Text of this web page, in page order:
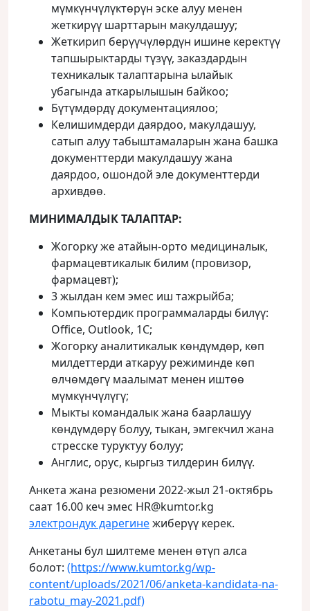
мүмкүнчүлүктөрүн эске алуу менен
жеткирүү шарттарын макулдашуу;
Жеткирип берүүчүлөрдүн ишине керектүү
тапшырыктарды түзүү, заказдардын
техникалык талаптарына ылайык
убагында аткарылышын байкоо;
Бүтүмдөрдү документациялоо;
Келишимдерди даярдоо, макулдашуу,
сатып алуу табыштамаларын жана башка
документтерди макулдашуу жана
даярдоо, ошондой эле документтерди
архивдөө.
МИНИМАЛДЫК ТАЛАПТАР:
Жогорку же атайын-орто медициналык,
фармацевтикалык билим (провизор,
фармацевт);
3 жылдан кем эмес иш тажрыйба;
Компьютердик программаларды билүү:
Office, Outlook, 1С;
Жогорку аналитикалык көндүмдөр, көп
милдеттерди аткаруу режиминде көп
өлчөмдөгү маалымат менен иштөө
мүмкүнчүлүгү;
Мыкты командалык жана баарлашуу
көндүмдөрү болуу, тыкан, эмгекчил жана
стресске туруктуу болуу;
Англис, орус, кыргыз тилдерин билүү.
Анкета жана резюмени 2022-жыл 21-октябрь
саат 16.00 кеч эмес HR@kumtor.kg
электрондук дарегинежиберүү керек.
Анкетаны бул шилтеме менен өтүп алса
болот: (https://www.kumtor.kg/wp-
content/uploads/2021/06/anketa-kandidata-na-
rabotu_may-2021.pdf)